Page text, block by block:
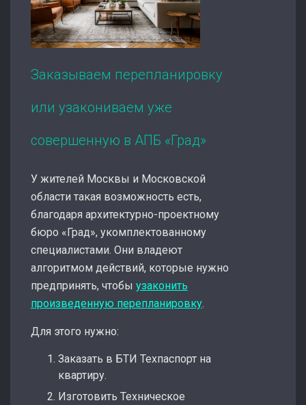
Заказываем перепланировку
или узакониваем уже
совершенную в АПБ «Град»
У жителей Москвы и Московской
области такая возможность есть,
благодаря архитектурно-проектному
бюро «Град», укомплектованному
специалистами. Они владеют
алгоритмом действий, которые нужно
предпринять, чтобы узаконить
произведенную перепланировку.
Для этого нужно:
Заказать в БТИ Техпаспорт на
квартиру.
Изготовить Техническое